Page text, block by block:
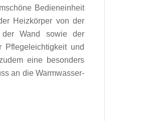
Bedieneinheit
Heizkörper von der
der Wand sowie der
Pflegeleichtigkeit und
eine besonders
an die Warmwasser-